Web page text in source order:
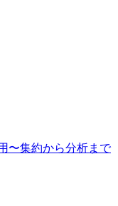
〜集約から分析まで